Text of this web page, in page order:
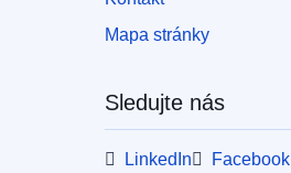
Mapa stránky
Sledujte nás
LinkedIn Facebook